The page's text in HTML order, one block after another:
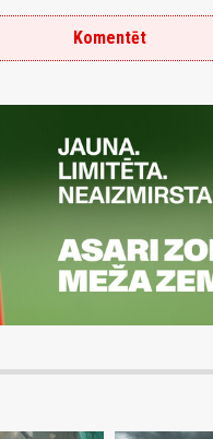
Komentēt